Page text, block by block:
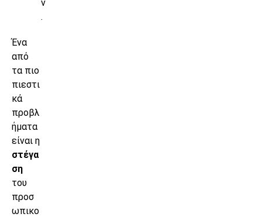
ν
.
Ένα
από
τα πιο
πιεστι
κά
προβλ
ήματα
είναι η
στέγα
ση
του
προσ
ωπικο